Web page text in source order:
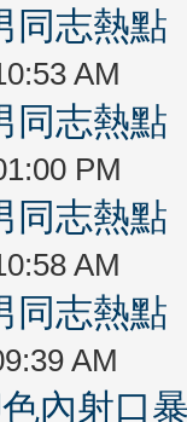
同志熱
AM
同志熱
PM
同志熱
AM
同志熱
AM
內射口